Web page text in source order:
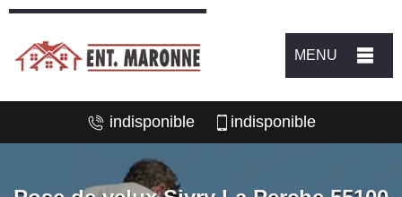
MENU
indisponible indisponible